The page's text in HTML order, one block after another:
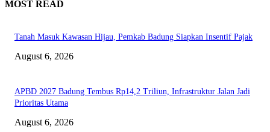
MOST READ
Tanah Masuk Kawasan Hijau, Pemkab Badung Siapkan Insentif Pajak
August 6, 2026
APBD 2027 Badung Tembus Rp14,2 Triliun, Infrastruktur Jalan Jadi
Prioritas Utama
August 6, 2026